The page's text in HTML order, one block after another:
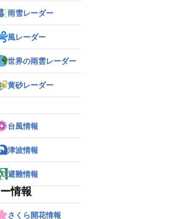
雨雪レーダー
風レーダー
世界の雨雲レーダー
黄砂レーダー
台風情報
津波情報
避難情報
情報
さくら開花情報